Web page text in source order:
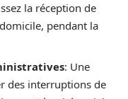
la réception de
pendant la
: Une
des interruptions de